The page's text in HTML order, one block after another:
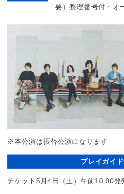
要）整理番号付・オ
※本公演は振替公演になります
プレイガイ
チケット5月4日（土）午前10:00発